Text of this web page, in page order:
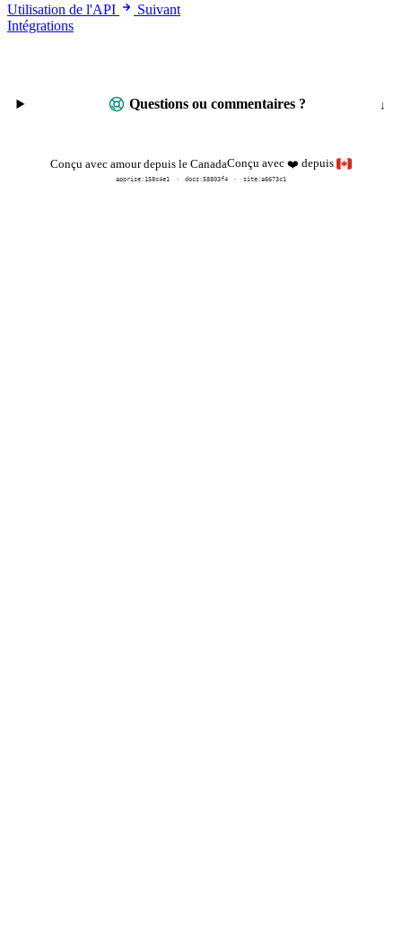
Utilisation de l'API
Suivant
Intégrations
Questions ou commentaires ?
Conçu avec amour depuis le CanadaConçu avec ❤️ depuis
apprise:158c4e1 docs:58803f4 site:a6673c1